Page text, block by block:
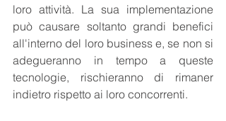
loro attività. La sua implementazione
può causare soltanto grandi benefici
all'interno del loro business e, se non si
adegueranno in tempo a queste
tecnologie, rischieranno di rimaner
indietro rispetto ai loro concorrenti.